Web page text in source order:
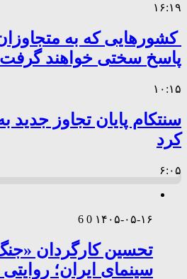
۱۶:۱۹
کشورهایی که به
پاسخ سختی خواهند گرفت
۱۰:۱۵
سنتکام پایان تجاوز جدید
کرد
۶:۰۵
۱۴۰۵-۰۵-۱۶ 0
6
تحسین کارگردان
سینمای ایران؛